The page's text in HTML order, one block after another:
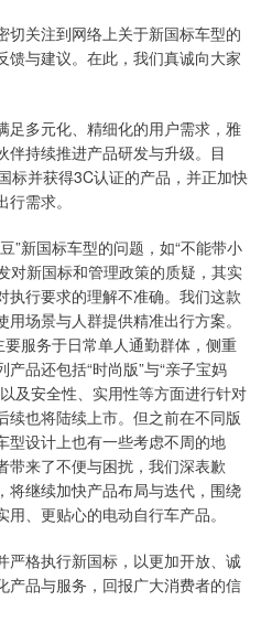
关注到网络上关于新国标车型的
馈与建议。在此，我们真诚向大家
多元化、精细化的用户需求，雅
伴持续推进产品研发与升级。目
标并获得3C认证的产品，并正加快
需求。
新国标车型的问题，如“不能带小
对新国标和管理政策的质疑，其实
执行要求的理解不准确。我们这款
场景与人群提供精准出行方案。
要服务于日常单人通勤群体，侧重
品还包括“时尚版”与“亲子宝妈
及安全性、实用性等方面进行针对
续也将陆续上市。但之前在不同版
型设计上也有一些考虑不周的地
带来了不便与困扰，我们深表歉
将继续加快产品布局与迭代，围绕
、更贴心的电动自行车产品。
格执行新国标，以更加开放、诚
产品与服务，回报广大消费者的信